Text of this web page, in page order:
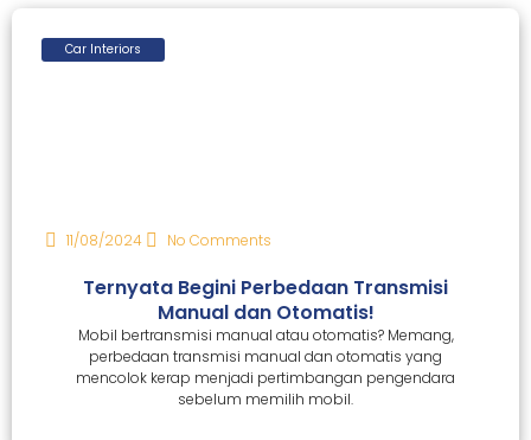
Car Interiors
11/08/2024 No Comments
Ternyata Begini Perbedaan Transmisi
Manual dan Otomatis!
Mobil bertransmisi manual atau otomatis? Memang,
perbedaan transmisi manual dan otomatis yang
mencolok kerap menjadi pertimbangan pengendara
sebelum memilih mobil.